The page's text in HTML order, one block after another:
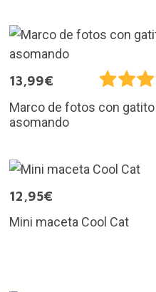
13,99€
Marco de fotos con gatito
asomando
12,95€
Mini maceta Cool Cat